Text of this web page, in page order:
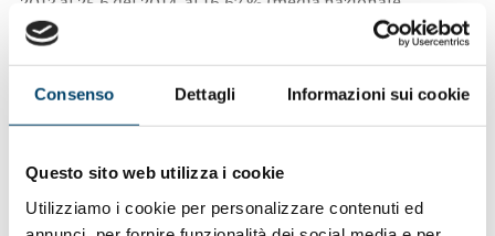
Consenso Dettagli Informazioni sui cookie
Questo sito web utilizza i cookie
Utilizziamo i cookie per personalizzare contenuti ed
opposizioni 31,1%), risultato ottenuto grazie ad una
permanente e significativa campagna di sensibilizzazione
donazione-trapianto che operano nei presidi dove sono
presenti reparti di Rianimazione coordinati dal Centro
Con l’istituzione del Centro Trapianti presso l’Azienda
Ospedaliero Universitaria ‘Ospedali Riuniti’ di Ancona, la